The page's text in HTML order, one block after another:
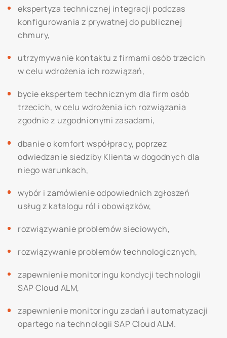
ekspertyza technicznej integracji podczas
konfigurowania z prywatnej do publicznej
chmury,
utrzymywanie kontaktu z firmami osób trzecich
w celu wdrożenia ich rozwiązań,
bycie ekspertem technicznym dla firm osób
trzecich, w celu wdrożenia ich rozwiązania
zgodnie z uzgodnionymi zasadami,
dbanie o komfort współpracy, poprzez
odwiedzanie siedziby Klienta w dogodnych dla
niego warunkach,
wybór i zamówienie odpowiednich zgłoszeń
usług z katalogu ról i obowiązków,
rozwiązywanie problemów sieciowych,
rozwiązywanie problemów technologicznych,
zapewnienie monitoringu kondycji technologii
SAP Cloud ALM,
zapewnienie monitoringu zadań i automatyzacji
opartego na technologii SAP Cloud ALM.